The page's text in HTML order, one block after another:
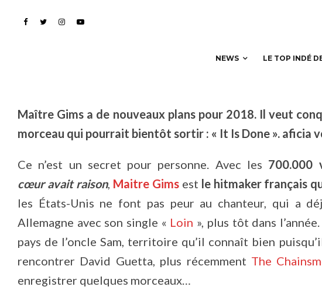
NEWS LE TOP INDÉ
l’Amérique avec un titre en
Maître Gims a de nouveaux plans pour 2018. Il veut
morceau qui pourrait bientôt sortir : « It Is Done ». aficia
Ce n’est un secret pour personne. Avec les 700.000
cœur avait raison, Maitre Gimsest le hitmaker français
les États-Unis ne font pas peur au chanteur, qui a
Allemagne avec son single « Loin », plus tôt dans
pays de l’oncle Sam, territoire qu’il connaît bien
rencontrer David Guetta, plus récemment The
enregistrer quelques morceaux…